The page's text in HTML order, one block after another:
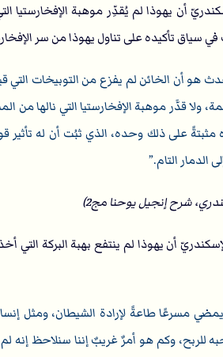
أن يهوذا لم يُقدِّر موهبة الإفخارستيا
سياق تأكيده على تناول يهوذا من سر
هو أن الخائن لم يفزع من التوبيخات التي
ولا قدَّر موهبة الإفخارستيا التي نالها
مثبتةً على ذلك وحده، الذي ثبُت أن له
الدمار التام.
شرح إنجيل يوحنا مج2)
أن يهوذا لم ينتفع بهبة البركة التي
يمضي مسرعًا طاعةً لإرادة الشيطان، ومثل
للربح، وكم هو أمرٌ غريبٌ إننا سنلاحظ إنه لم